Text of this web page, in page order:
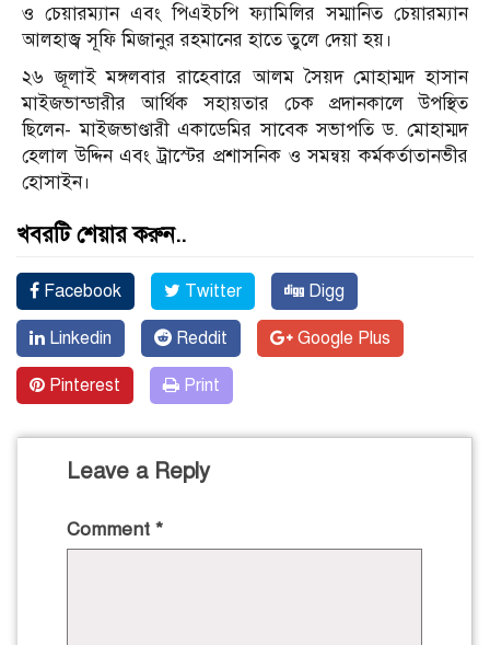
ও চেয়ারম্যান এবং পিএইচপি ফ্যামিলির সম্মানিত চেয়ারম্যান
আলহাজ্ব সূফি মিজানুর রহমানের হাতে তুলে দেয়া হয়।
২৬ জূলাই মঙ্গলবার রাহেবারে আলম সৈয়দ মোহাম্মদ হাসান
মাইজভান্ডারীর আর্থিক সহায়তার চেক প্রদানকালে উপস্থিত
ছিলেন- মাইজভাণ্ডারী একাডেমির সাবেক সভাপতি ড. মোহাম্মদ
হেলাল উদ্দিন এবং ট্রাস্টের প্রশাসনিক ও সমন্বয় কর্মকর্তাতানভীর
হোসাইন।
খবরটি শেয়ার করুন..
Facebook Twitter Digg
Linkedin Reddit Google Plus
Pinterest Print
Leave a Reply
Comment *